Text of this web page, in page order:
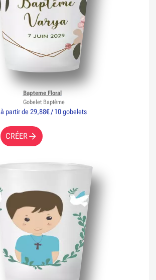
à partir de 29,88€ / 10 gobelets
CRÉER
Bapteme Floral
Gobelet Baptême